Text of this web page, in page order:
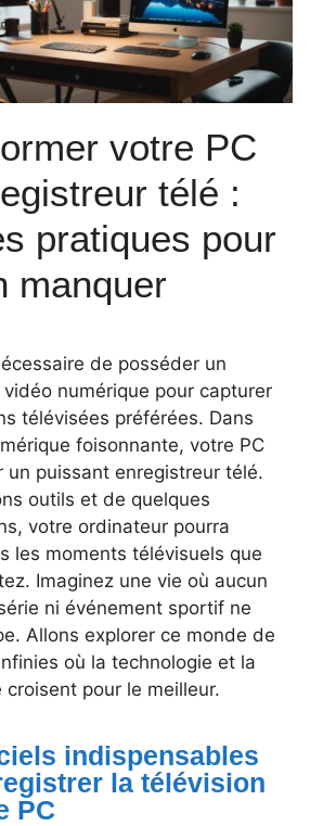
votre PC
télé :
pratiques pour
manquer
de posséder un
numérique pour capturer
télévisées préférées. Dans
foisonnante, votre PC
un puissant enregistreur télé.
outils et de quelques
votre ordinateur pourra
les moments télévisuels que
Imaginez une vie où aucun
ni événement sportif ne
Allons explorer ce monde de
où la technologie et la
croisent pour le meilleur.
indispensables
la télévision
PC